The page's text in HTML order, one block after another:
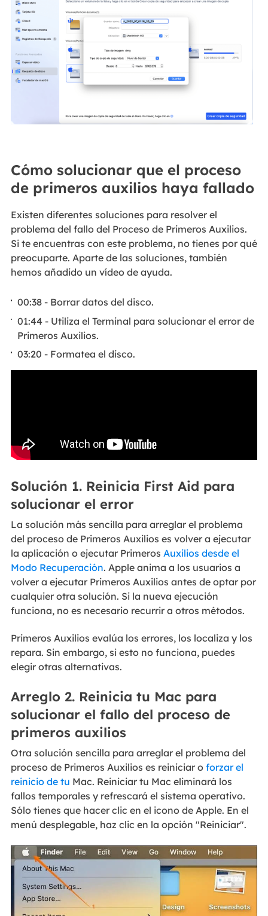
Cómo solucionar que el proceso
de primeros auxilios haya fallado
Existen diferentes soluciones para resolver el
problema del fallo del Proceso de Primeros Auxilios.
Si te encuentras con este problema, no tienes por qué
preocuparte. Aparte de las soluciones, también
hemos añadido un vídeo de ayuda.
00:38 - Borrar datos del disco.
01:44 - Utiliza el Terminal para solucionar el error de
Primeros Auxilios.
03:20 - Formatea el disco.
Solución 1. Reinicia First Aid para
solucionar el error
La solución más sencilla para arreglar el problema
del proceso de Primeros Auxilios es volver a ejecutar
la aplicación o ejecutar Primeros Auxilios desde el
Modo Recuperación. Apple anima a los usuarios a
volver a ejecutar Primeros Auxilios antes de optar por
cualquier otra solución. Si la nueva ejecución
funciona, no es necesario recurrir a otros métodos.
Primeros Auxilios evalúa los errores, los localiza y los
repara. Sin embargo, si esto no funciona, puedes
elegir otras alternativas.
Arreglo 2. Reinicia tu Mac para
solucionar el fallo del proceso de
primeros auxilios
Otra solución sencilla para arreglar el problema del
proceso de Primeros Auxilios es reiniciar o forzar el
reinicio de tu Mac. Reiniciar tu Mac eliminará los
fallos temporales y refrescará el sistema operativo.
Sólo tienes que hacer clic en el icono de Apple. En el
menú desplegable, haz clic en la opción "Reiniciar".